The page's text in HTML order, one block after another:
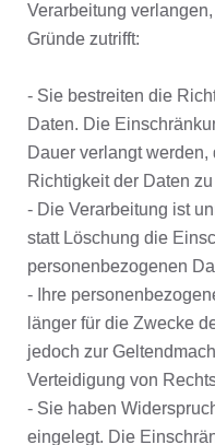
Verarbeitung
Gründe zutrifft:
- Sie bestreiten die
Daten. Die
Dauer verlangt
Richtigkeit der Daten
- Die Verarbeitung ist
statt Löschung die
personenbezogenen
- Ihre
länger für die Zwecke
jedoch zur
Verteidigung von
- Sie haben
eingelegt. Die